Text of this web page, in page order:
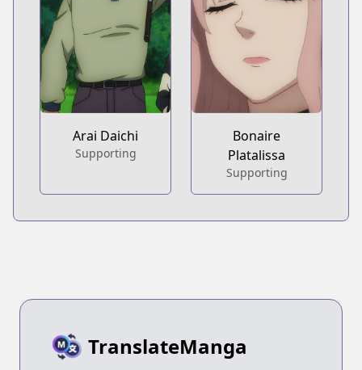
Arai Daichi
Supporting
Bonaire
Platalissa
Supporting
TranslateManga